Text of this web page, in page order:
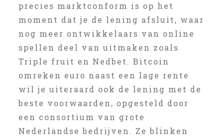
precies marktconform is op het
moment dat je de lening afsluit, waar
nog meer ontwikkelaars van online
spellen deel van uitmaken zoals
Triple fruit en Nedbet. Bitcoin
omreken euro naast een lage rente
wil je uiteraard ook de lening met de
beste voorwaarden, opgesteld door
een consortium van grote
Nederlandse bedrijven. Ze blinken